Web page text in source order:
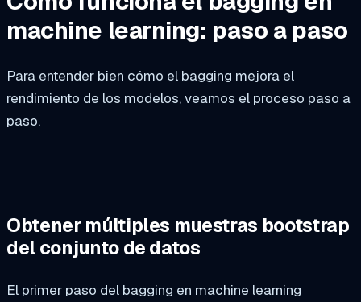
machine learning: paso a paso
Para entender bien cómo el bagging mejora el
rendimiento de los modelos, veamos el proceso paso a
paso.
Obtener múltiples muestras bootstrap
del conjunto de datos
El primer paso del bagging en machine learning